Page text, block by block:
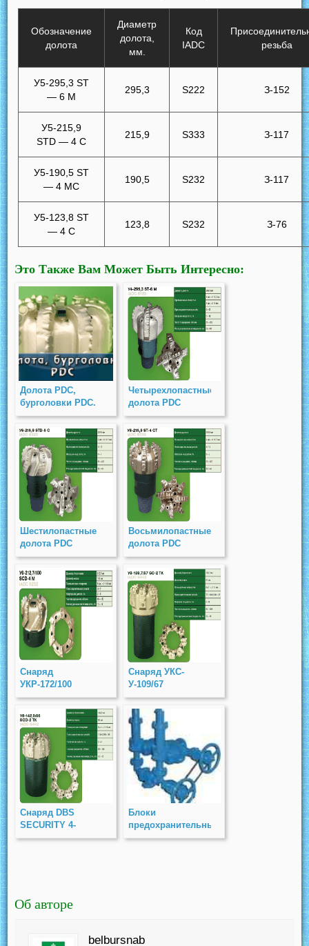
Обозначение
долота
Диаметр
долота,
мм.
Код
IADC
резьба
У5-295,3 ST
— 6 M
295,3 S222 З-152
У5-215,9
STD — 4 С
215,9 S333 З-117
У5-190,5 ST
— 4 MС
190,5 S232 З-117
У5-123,8 ST
— 4 С
123,8 S232 З-76
Это Также Вам Может Быть Интересно:
Долота PDC,
бурголовки PDC.
Четырехлопастные
долота PDC
Шестилопастные
долота PDC
Восьмилопастные
долота PDC
Снаряд
УКР-172/100
Снаряд УКС-
У-109/67
Снаряд DBS
SECURITY 4-
3/4″x2-
Блоки
предохранительных
клапанов (БПК)
Об авторе
belbursnab